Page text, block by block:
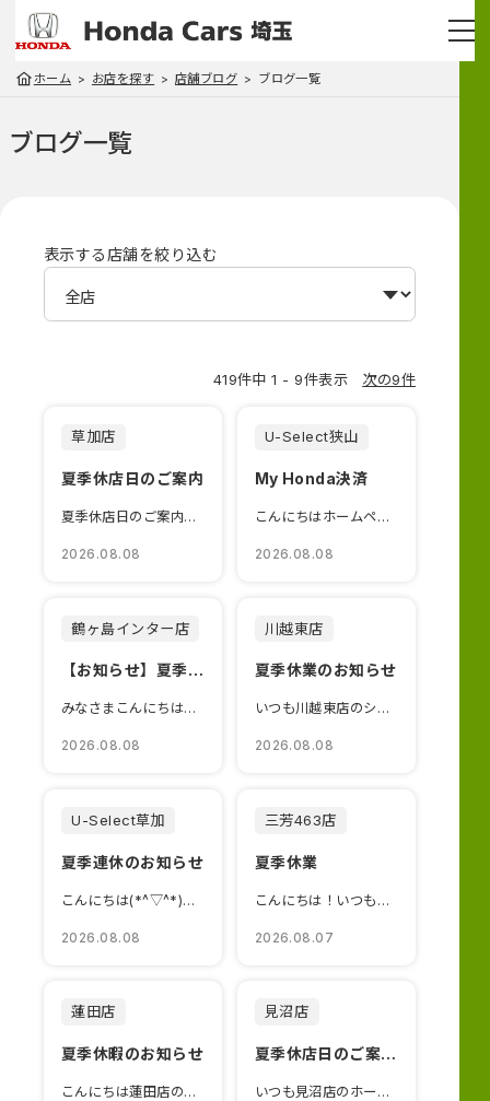
ホーム お店を探す 店舗ブログ ブログ一覧
ブログ一覧
表示する店舗を絞り込む
419件中 1 - 9件表示 次の9件
草加店
2026.08.08
夏季休店日のご案内
夏季休店日のご案内ご不便をおかけしますが、よろしくお願いいたします。
U-Select狭山
2026.08.08
My Honda決済
こんにちはホームページをご覧いただきありがとうございます🌻皆様M...
鶴ヶ島インター店
2026.08.08
【お知らせ】夏季休業
みなさまこんにちは！いつも鶴ヶ島インター店のブログをご覧いただきありがとうござい...
川越東店
2026.08.08
夏季休業のお知らせ
いつも川越東店のショールームだよりをご覧いただき、誠にありがとうございます ...
U-Select草加
2026.08.08
夏季連休のお知らせ
こんにちは(*^▽^*)いつもUｰSelect草加のショールームブ...
三芳463店
2026.08.07
夏季休業
こんにちは！いつも当店をご利用いただきありがとうございます😊下記...
蓮田店
夏季休暇のお知らせ
こんにちは蓮田店のブログをご覧いただきありがとうございます🤗8/...
見沼店
夏季休店日のご案内☆
いつも見沼店のホームページをご覧いただき、ありがとうございます😁...